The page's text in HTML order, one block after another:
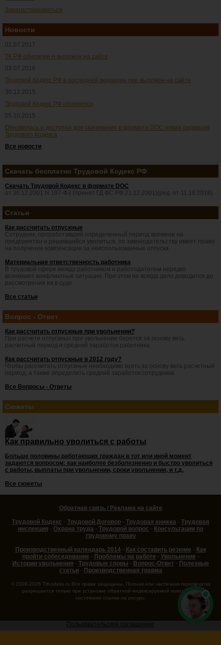
Зарегистрироваться
Новости
01.07.2017
ТК РФ обновлен и выложен на сайте
03.07.2016
Трудовой Кодекс РФ в последней редакции уже выложен на сайте
30.12.2015
Трудовой Кодекс РФ обновился
05.10.2015
Обновилась и доступна для скачивания в формате DOC новая редакция
Трудового Кодекса
Все новости
Скачать бесплатно Трудовой Кодекс РФ
Скачать Трудовой Кодекс в формате DOC
от 30.12.2001 N 197-ФЗ (принят ГД ФС РФ 21.12.2001)(ред. от 11.10.2018)
Статьи
Как рассчитать отпускные
Сотрудник, проработавший определенный период времени на
предприятии и решившийся уволиться, по законодательству имеет право
на получение компенсации за неиспользованные отпуска.
Материальная ответственность работника
В трудовой сфере между работником и работодателем нередко
возникают конфликтные ситуации. При этом не всегда дело доводится до
рассмотрения их в суде.
Все статьи
Вопрос - Ответ
Как рассчитать отпускные при увольнении?
При расчете отпускных при увольнении берется за основу весь
расчетный период и средний заработок работника.
Как рассчитать отпускные в 2012 году?
Чтобы рассчитать отпускные необходимо взять за основу весь расчетный
период, а также определить средний заработок сотрудника.
Все Вопросы - Ответы
Сюжеты
Как правильно уволиться с работы
Больше половины работающих граждан в тот или иной момент
задаются вопросом: как наиболее безболезненно и быстро уволиться
с работы, выплаты при увольнении, сроки увольнения, и т.д.
Все сюжеты
Обратная связь / Реклама на сайте
Трудовой Кодекс - Трудовой Договор - Трудовая книжка - Трудовая
инспекция - Охрана труда - Трудовой вопрос - Консультации по
трудовому праву
Производственный календарь 2014- Как составить резюме - Как
пройти собеседование - Проблемы на работе - Увольнение -
Истории увольнения - Трудовые споры - Вопрос-Ответ- Полезные
статьи- Производственная травма
© 2008-2026 TrKodeks.ru Все права защищены. Полная или частичная перепечатка
разрешается только при установке обратной индексируемой поисковыми
системами ссылки на ресурс.
Пользовательское соглашение